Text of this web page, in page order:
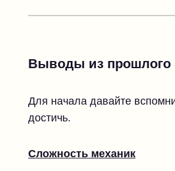
Выводы из прошлого
Для начала давайте
достичь.
Сложность механик